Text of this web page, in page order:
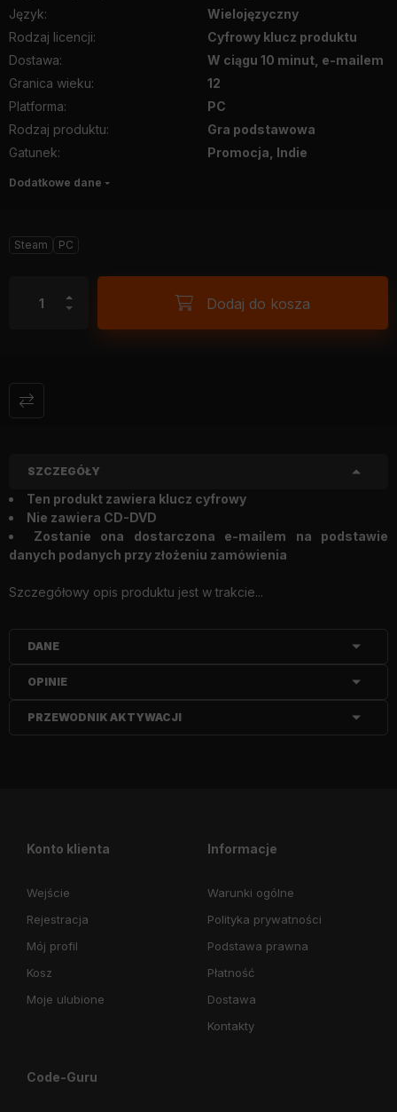
Język:
Wielojęzyczny
Rodzaj licencji:
Cyfrowy klucz produktu
Dostawa:
W ciągu 10 minut, e-mailem
Granica wieku:
12
Platforma:
PC
Rodzaj produktu:
Gra podstawowa
Gatunek: Promocja, Indie
Dodatkowe dane
Steam PC
Dodaj do kosza
SZCZEGÓŁY
Ten produkt zawiera klucz cyfrowy
Nie zawiera CD-DVD
Zostanie ona dostarczona e-mailem na podstawie
danych podanych przy złożeniu zamówienia
Szczegółowy opis produktu jest w trakcie...
DANE
OPINIE
PRZEWODNIK AKTYWACJI
Konto klienta
Wejście
Rejestracja
Mój profil
Kosz
Moje ulubione
Informacje
Warunki ogólne
Polityka prywatności
Podstawa prawna
Płatność
Dostawa
Kontakty
Code-Guru